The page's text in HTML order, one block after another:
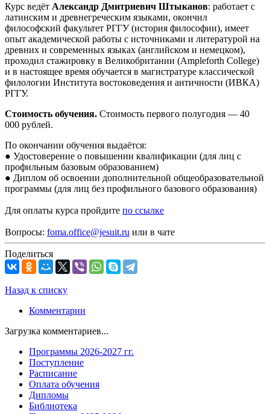
Курс ведёт Александр Дмитриевич Штыканов: работает с
латинским и древнегреческим языками, окончил
философский факультет РГГУ (история философии), имеет
опыт академической работы с источниками и литературой на
древних и современных языках (английском и немецком),
проходил стажировку в Великобритании (Ampleforth College)
и в настоящее время обучается в магистратуре классической
филологии Института востоковедения и античности (ИВКА)
РГГУ.
Стоимость обучения. Стоимость первого полугодия — 40
000 рублей.
По окончании обучения выдаётся:
● Удостоверение о повышении квалификации (для лиц с
профильным базовым образованием)
● Диплом об освоении дополнительной общеобразовательной
программы (для лиц без профильного базового образования)
Для оплаты курса пройдите по ссылке
Вопросы: foma.office@jesuit.ru или в чате
Поделиться
Назад к списку
Комментарии
Загрузка комментариев...
Программы 2026-2027 гг.
Поступление
Расписание
Оплата обучения
Дипломы
Библиотека